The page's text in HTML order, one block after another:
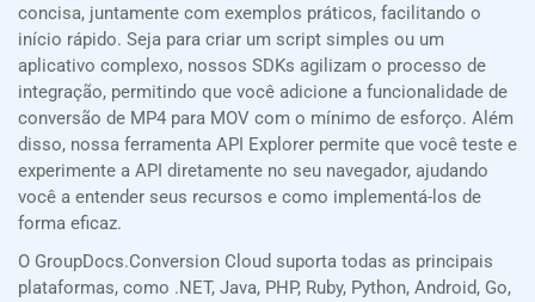
concisa, juntamente com exemplos práticos, facilitando o
início rápido. Seja para criar um script simples ou um
aplicativo complexo, nossos SDKs agilizam o processo de
integração, permitindo que você adicione a funcionalidade de
conversão de MP4 para MOV com o mínimo de esforço. Além
disso, nossa ferramenta API Explorer permite que você teste e
experimente a API diretamente no seu navegador, ajudando
você a entender seus recursos e como implementá-los de
forma eficaz.
O GroupDocs.Conversion Cloud suporta todas as principais
plataformas, como .NET, Java, PHP, Ruby, Python, Android, Go,